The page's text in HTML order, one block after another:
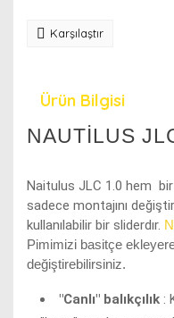
Karşılaştır
Ürün Bilgisi
NAUTİLUS
Naitulus JLC 1.0 hem
sadece montajını
kullanılabilir bir sliderdır.
Pimimizi basitçe
değiştirebilirsiniz.
"Canlı" balıkçılık :